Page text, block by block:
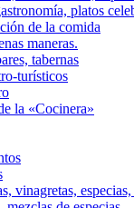
platos
de la comida
maneras.
tabernas
turísticos
la «Cocinera»
vinagretas,